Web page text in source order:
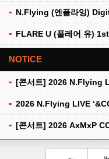
N.Flying (엔플라잉)
NOTICE
[콘서트] 2026 AxMxP